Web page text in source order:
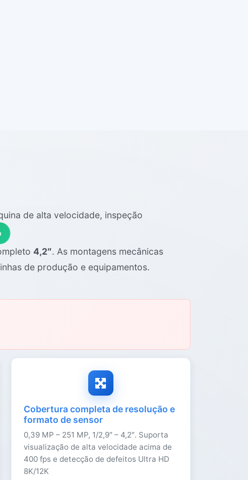
de alta velocidade, inspeção
4,2″. As montagens mecânicas
de produção e equipamentos.
Cobertura completa de resolução e
formato de sensor
0,39 MP – 251 MP, 1/2,9″ – 4,2″. Suporta
visualização de alta velocidade acima de
400 fps e detecção de defeitos Ultra HD
8K/12K